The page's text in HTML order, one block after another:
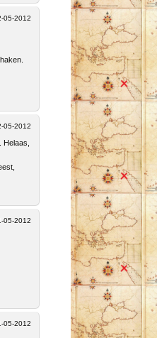
05-2012
05-2012
05-2012
05-2012